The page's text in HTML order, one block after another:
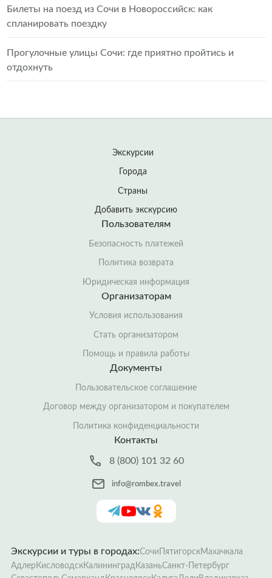
Билеты на поезд из Сочи в Новороссийск: как
спланировать поездку
Прогулочные улицы Сочи: где приятно пройтись и
отдохнуть
Экскурсии
Города
Страны
Добавить экскурсию
Пользователям
Безопасность платежей
Политика возврата
Юридическая информация
Организаторам
Условия использования
Стать организатором
Помощь и правила работы
Документы
Пользовательское соглашение
Договор между организатором и покупателем
Политика конфиденциальности
Контакты
8 (800) 101 32 60
info@rombex.travel
Экскурсии и туры в городах:Сочи ПятигорскМахачкала
Адлер КисловодскКалининградКазаньСанкт-Петербург